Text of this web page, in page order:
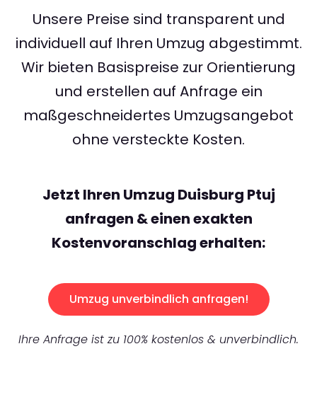
Unsere Preise sind transparent und
individuell auf Ihren Umzug abgestimmt.
Wir bieten Basispreise zur Orientierung
und erstellen auf Anfrage ein
maßgeschneidertes Umzugsangebot
ohne versteckte Kosten.
Jetzt Ihren Umzug Duisburg Ptuj
anfragen & einen exakten
Kostenvoranschlag erhalten:
Umzug unverbindlich anfragen!
Ihre Anfrage ist zu 100% kostenlos & unverbindlich.